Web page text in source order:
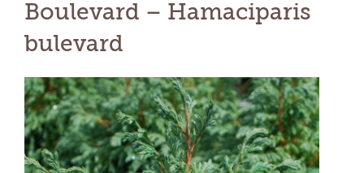
Boulevard – Hamaciparis
bulevard